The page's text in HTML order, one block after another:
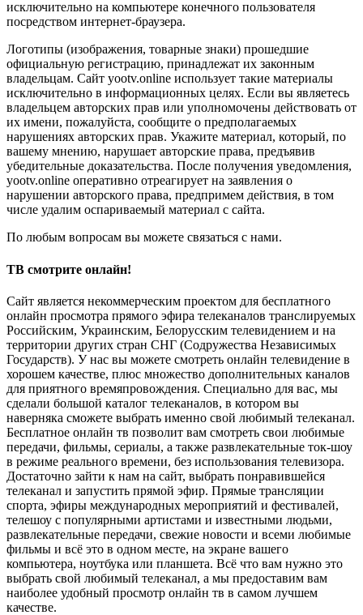
исключительно на компьютере конечного пользователя
посредством интернет-браузера.
Логотипы (изображения, товарные знаки) прошедшие
официальную регистрацию, принадлежат их законным
владельцам. Сайт yootv.online использует такие материалы
исключительно в информационных целях. Если вы являетесь
владельцем авторских прав или уполномочены действовать от
их имени, пожалуйста, сообщите о предполагаемых
нарушениях авторских прав. Укажите материал, который, по
вашему мнению, нарушает авторские права, предъявив
убедительные доказательства. После получения уведомления,
yootv.online оперативно отреагирует на заявления о
нарушении авторского права, предпримем действия, в том
числе удалим оспариваемый материал с сайта.
По любым вопросам вы можете связаться с нами.
ТВ смотрите онлайн!
Сайт является некоммерческим проектом для бесплатного
онлайн просмотра прямого эфира телеканалов транслируемых
Российским, Украинским, Белорусским телевидением и на
территории других стран СНГ (Содружества Независимых
Государств). У нас вы можете смотреть онлайн телевидение в
хорошем качестве, плюс множество дополнительных каналов
для приятного времяпровождения. Специально для вас, мы
сделали большой каталог телеканалов, в котором вы
наверняка сможете выбрать именно свой любимый телеканал.
Бесплатное онлайн тв позволит вам смотреть свои любимые
передачи, фильмы, сериалы, а также развлекательные ток-шоу
в режиме реального времени, без использования телевизора.
Достаточно зайти к нам на сайт, выбрать понравившейся
телеканал и запустить прямой эфир. Прямые трансляции
спорта, эфиры международных мероприятий и фестивалей,
телешоу с популярными артистами и известными людьми,
развлекательные передачи, свежие новости и всеми любимые
фильмы и всё это в одном месте, на экране вашего
компьютера, ноутбука или планшета. Всё что вам нужно это
выбрать свой любимый телеканал, а мы предоставим вам
наиболее удобный просмотр онлайн тв в самом лучшем
качестве.